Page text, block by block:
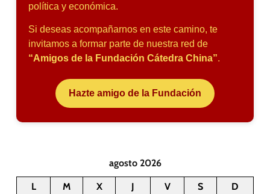
política y económica.
Si deseas acompañarnos en este camino, te
invitamos a formar parte de nuestra red de
“Amigos de la Fundación Cátedra China”.
Hazte amigo de la Fundación
agosto 2026
L M X J V S
D